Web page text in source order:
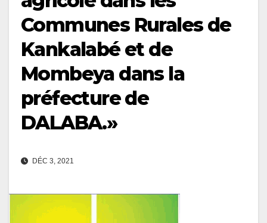
Communes Rurales de
Kankalabé et de
Mombeya dans la
préfecture de
DALABA.»
DÉC 3, 2021